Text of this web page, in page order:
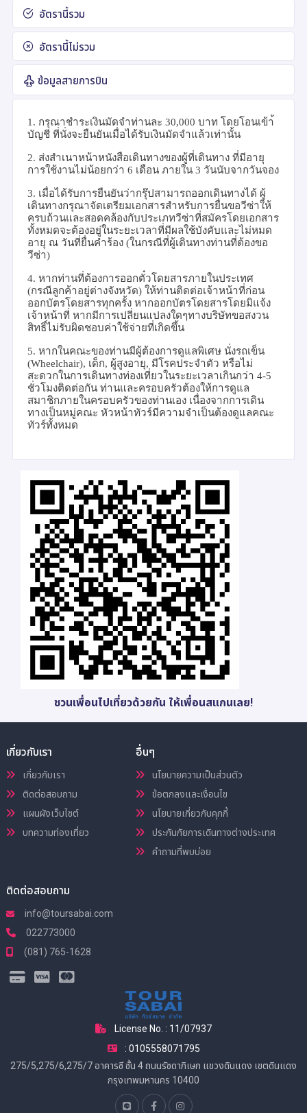
อัตรานี้รวม
อัตรานี้ไม่รวม
ข้อมูลสายการบิน
1. กรุณาชำระเงินมัดจำท่านละ 30,000 บาท โดยโอนเข้า้
บัญชี ที่นั่งจะยืนยันเมื่อได้รับเงินมัดจำแล้วเท่านั้น
2. ส่งสำเนาหน้าหนังสือเดินทางของผู้ที่เดินทาง ที่มีอายุ
การใช้งานไม่น้อยกว่า 6 เดือน ภายใน 3 วันนับจากวันจอง
3. เมื่อได้รับการยืนยันว่ากรุ๊ปสามารถออกเดินทางได้ ผู้
เดินทางกรุณาจัดเตรียมเอกสารสำหรับการยื่นขอวีซ่าให้
ครบถ้วนและสอดคล้องกับประเภทวีซ่าที่สมัครโดยเอกสาร
ทั้งหมดจะต้องอยู่ในระยะเวลาที่มีผลใช้บังคับและไม่หมด
อายุ ณ วันที่ยื่นคำร้อง (ในกรณีที่ผู้เดินทางท่านที่ต้องขอ
วีซ่า)
4. หากท่านที่ต้องการออกตั๋วโดยสารภายในประเทศ
(กรณีลูกค้าอยู่ต่างจังหวัด) ให้ท่านติดต่อเจ้าหน้าที่ก่อน
ออกบัตรโดยสารทุกครั้ง หากออกบัตรโดยสารโดยมิแจ้ง
เจ้าหน้าที่ หากมีการเปลี่ยนแปลงใดๆทางบริษัทขอสงวน
สิทธิ์ไม่รับผิดชอบค่าใช้จ่ายที่เกิดขึ้น
5. หากในคณะของท่านมีผู้ต้องการดูแลพิเศษ นั่งรถเข็น
(Wheelchair), เด็ก, ผู้สูงอายุ, มีโรคประจำตัว หรือไม่
สะดวกในการเดินทางท่องเที่ยวในระยะเวลาเกินกว่า 4-5
ชั่วโมงติดต่อกัน ท่านและครอบครัวต้องให้การดูแล
สมาชิกภายในครอบครัวของท่านเอง เนื่องจากการเดิน
ทางเป็นหมู่คณะ หัวหน้าทัวร์มีความจำเป็นต้องดูแลคณะ
ทัวร์ทั้งหมด
ชวนเพื่อนไปเที่ยวด้วยกัน ให้เพื่อนสแกนเลย!
เกี่ยวกับเรา
เกี่ยวกับเรา
ติดต่อสอบถาม
แผนผังเว็บไซต์
บทความท่องเที่ยว
อื่นๆ
นโยบายความเป็นส่วนตัว
ข้อตกลงและเงื่อนไข
นโยบายเกี่ยวกับคุกกี้
ประกันภัยการเดินทางต่างประเทศ
คำถามที่พบบ่อย
ติดต่อสอบถาม
info@toursabai.com
022773000
(081) 765-1628
License No. : 11/07937
: 0105558071795
275/5,275/6,275/7 อาคารซี ชั้น 4 ถนนรัชดาภิเษก แขวงดินแดง เขตดินแดง
กรุงเทพมหานคร 10400